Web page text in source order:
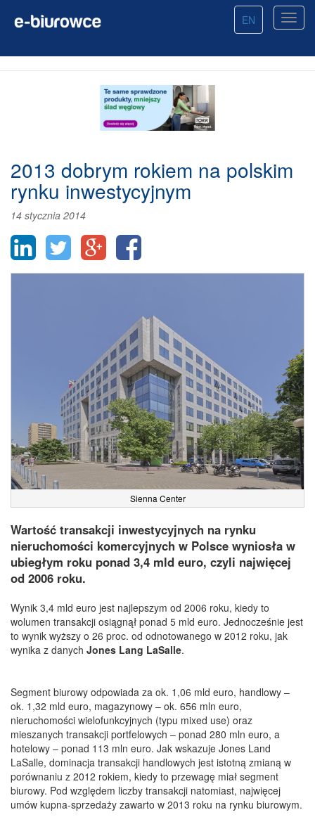
EN
2013 dobrym rokiem na polskim
rynku inwestycyjnym
14 stycznia 2014
Sienna Center
Wartość transakcji inwestycyjnych na rynku
nieruchomości komercyjnych w Polsce wyniosła w
ubiegłym roku ponad 3,4 mld euro, czyli najwięcej
od 2006 roku.
Wynik 3,4 mld euro jest najlepszym od 2006 roku, kiedy to
wolumen transakcji osiągnął ponad 5 mld euro. Jednocześnie jest
to wynik wyższy o 26 proc. od odnotowanego w 2012 roku, jak
wynika z danych Jones Lang LaSalle.
Segment biurowy odpowiada za ok. 1,06 mld euro, handlowy –
ok. 1,32 mld euro, magazynowy – ok. 656 mln euro,
nieruchomości wielofunkcyjnych (typu mixed use) oraz
mieszanych transakcji portfelowych – ponad 280 mln euro, a
hotelowy – ponad 113 mln euro. Jak wskazuje Jones Land
LaSalle, dominacja transakcji handlowych jest istotną zmianą w
porównaniu z 2012 rokiem, kiedy to przewagę miał segment
biurowy. Pod względem liczby transakcji natomiast, najwięcej
umów kupna-sprzedaży zawarto w 2013 roku na rynku biurowym.